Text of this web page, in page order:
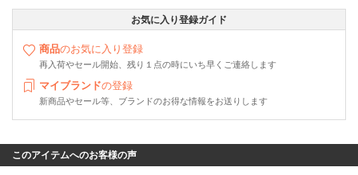
お気に入り登録ガイド
商品のお気に入り登録
再入荷やセール開始、残り１点の時にいち早くご連絡します
マイブランドの登録
新商品やセール等、ブランドのお得な情報をお送りします
このアイテムへのお客様の声